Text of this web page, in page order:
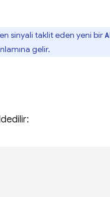
sinyali taklit eden yeni bir
gelir.